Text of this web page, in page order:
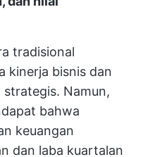
tradisional
kinerja bisnis dan
strategis. Namun,
bahwa
keuangan
dan laba kuartalan